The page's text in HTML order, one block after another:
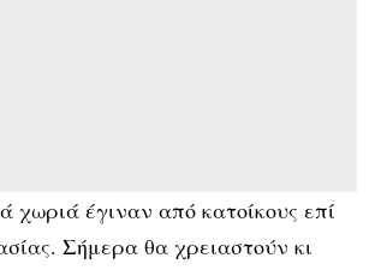
χωριά έγιναν από κατοίκους επί
Σήμερα θα χρειαστούν κι